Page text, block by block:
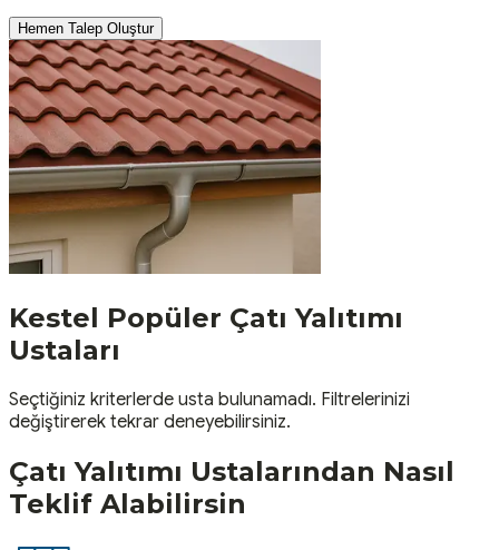
Hemen Talep Oluştur
Kestel Popüler Çatı Yalıtımı
Ustaları
Seçtiğiniz kriterlerde usta bulunamadı. Filtrelerinizi
değiştirerek tekrar deneyebilirsiniz.
Çatı Yalıtımı Ustalarından Nasıl
Teklif Alabilirsin